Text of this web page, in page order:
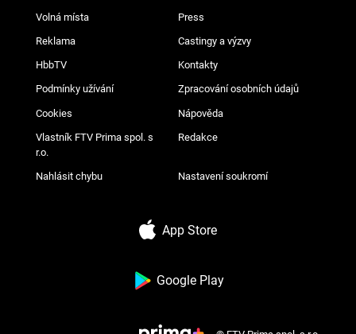
Volná místa Press
Reklama Castingy a výzvy
HbbTV Kontakty
Podmínky užívání Zpracování osobních údajů
Cookies Nápověda
Vlastník FTV Prima spol. s
r.o.
Redakce
Nahlásit chybu Nastavení soukromí
App Store
Google Play